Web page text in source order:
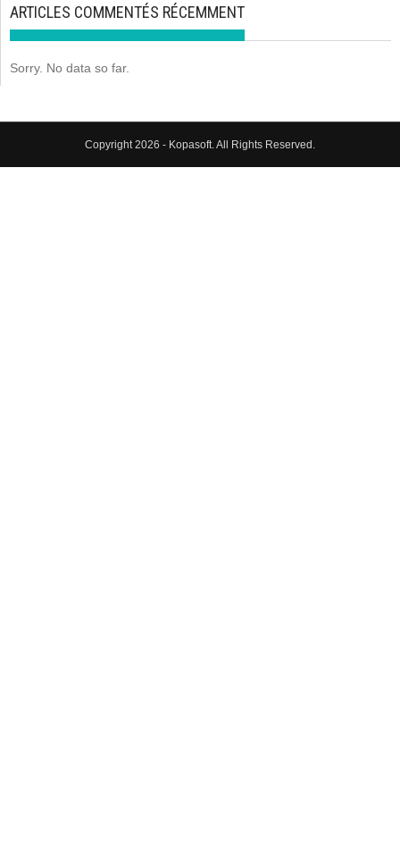
ARTICLES COMMENTÉS RÉCEMMENT
Sorry. No data so far.
Copyright 2026 - Kopasoft. All Rights Reserved.